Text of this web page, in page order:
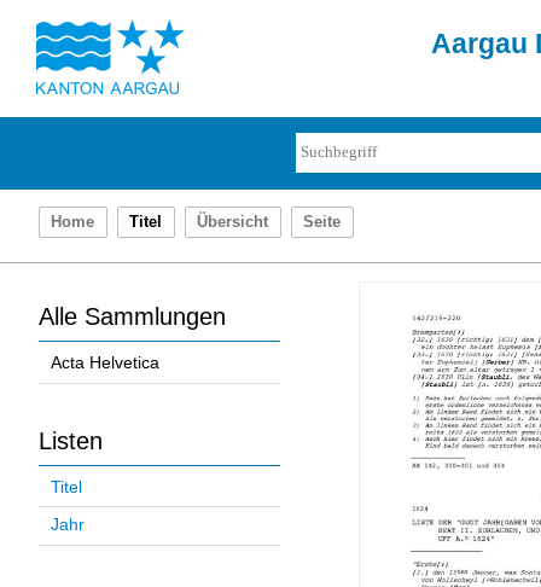
Aargau
Home Titel Übersicht Seite
Alle Sammlungen
Acta Helvetica
Listen
Titel
Jahr